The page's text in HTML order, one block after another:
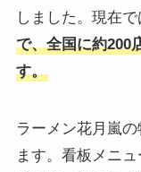
しました。現在で
で、全国に約200
す。
ラーメン花月嵐
ます。看板メニ